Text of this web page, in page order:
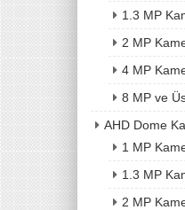
1.3 MP
2 MP
4 MP
8 MP ve
AHD Dome
1 MP
1.3 MP
2 MP